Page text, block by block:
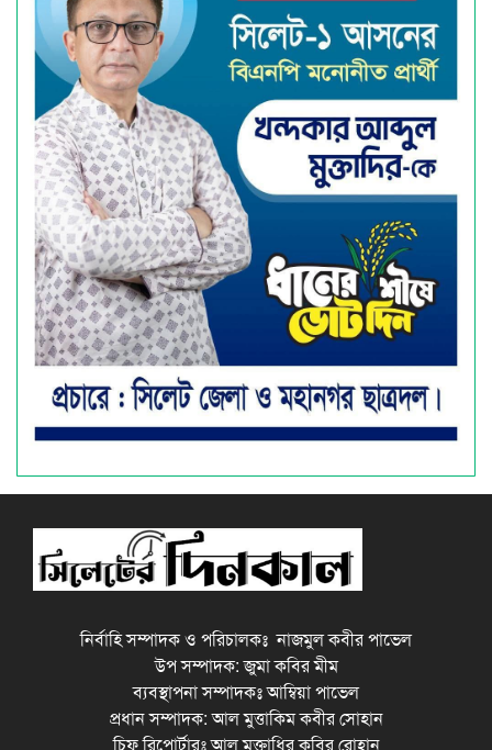
নির্বাহি সম্পাদক ও পরিচালকঃ নাজমুল কবীর পাভেল
উপ সম্পাদক: জুমা কবির মীম
ব্যবস্থাপনা সম্পাদকঃ আম্বিয়া পাভেল
প্রধান সম্পাদক: আল মুত্তাকিম কবীর সোহান
চিফ রিপোর্টারঃ আল মুক্তাধির কবির রোহান